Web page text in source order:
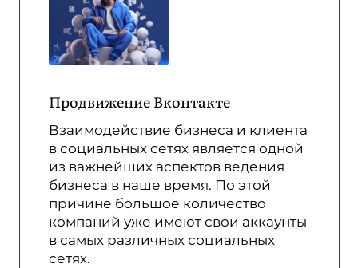
Продвижение Вконтакте
Взаимодействие бизнеса и клиента
в социальных сетях является одной
из важнейших аспектов ведения
бизнеса в наше время. По этой
причине большое количество
компаний уже имеют свои аккаунты
в самых различных социальных
сетях.